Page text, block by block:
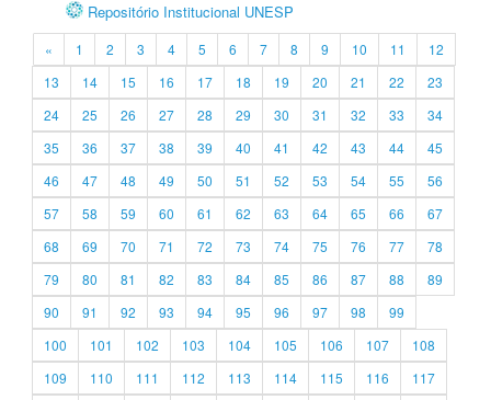
Repositório Institucional UNESP
« 1 2 3 4 5 6 7 8 9 10 11
12
13
14 15 16 17 18 19 20 21 22
23
24
25 26 27 28 29 30 31 32 33
34
35
36 37 38 39 40 41 42 43 44
45
46
47 48 49 50 51 52 53 54 55
56
57
58 59 60 61 62 63 64 65 66
67
68
69 70 71 72 73 74 75 76 77
78
79
80 81 82 83 84 85 86 87 88
89
90
91 92 93 94 95 96 97 98
99
100
101 102 103 104 105 106 107
108
109
110 111 112 113 114 115 116
117